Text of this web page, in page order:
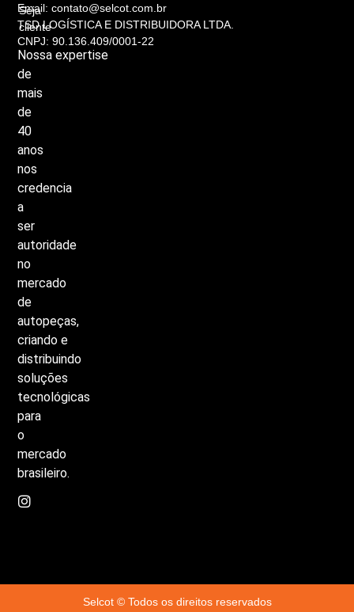
Nossaexpertise
de
mais
de
40
anos
nos
credencia
a
ser
autoridade
no
mercado
de
autopeças,
criando e
distribuindo
soluções
tecnológicas
para
o
mercado
brasileiro.
Seja
cliente
Email: contato@selcot.com.br
TSD LOGÍSTICA E DISTRIBUIDORA LTDA.
CNPJ: 90.136.409/0001-22
Selcot © Todos os direitos reservados